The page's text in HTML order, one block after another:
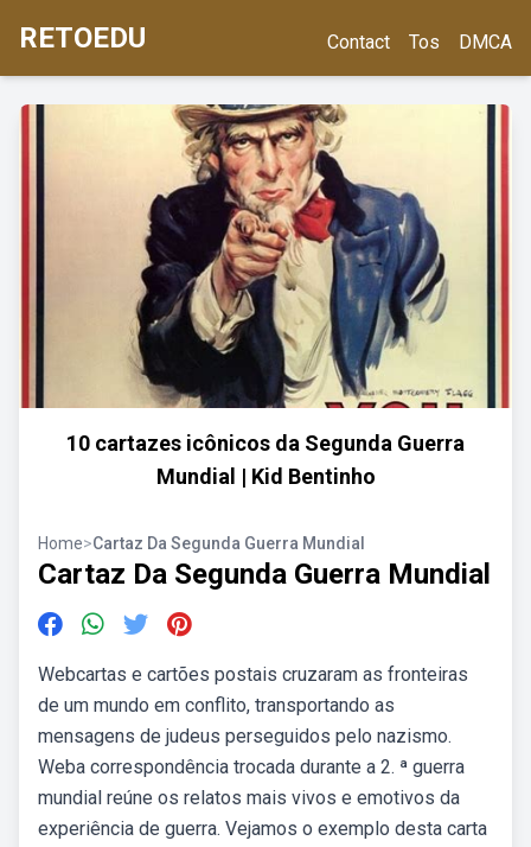
RETOEDU Contact Tos DMCA
10 cartazes icônicos da Segunda Guerra
Mundial | Kid Bentinho
Home>Cartaz Da Segunda Guerra Mundial
Cartaz Da Segunda Guerra Mundial
Webcartas e cartões postais cruzaram as fronteiras
de um mundo em conflito, transportando as
mensagens de judeus perseguidos pelo nazismo.
Weba correspondência trocada durante a 2. ª guerra
mundial reúne os relatos mais vivos e emotivos da
experiência de guerra. Vejamos o exemplo desta carta